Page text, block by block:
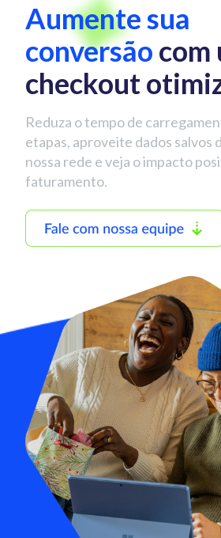
Aumente sua
conversão com
checkout
Reduza o tempo de
etapas, aproveite dados salvos
nossa rede e veja o impacto
faturamento.